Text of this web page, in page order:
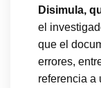
Disimula,
el
que el
errores,
referencia a